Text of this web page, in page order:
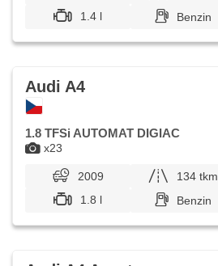
1.4 l
Benzin
x23
Audi A4
1.8 TFSi AUTOMAT DIGIAC
2009 134 tkm
1.8 l
Benzin